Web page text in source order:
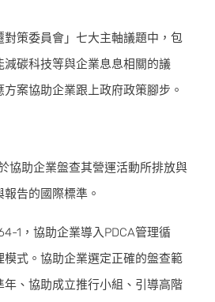
策委員會」七大主軸議題中，包
減碳科技等與企業息息相關的議
案協助企業跟上政府政策腳步。
協助企業盤查其營運活動所排放與
告的國際標準。
1，協助企業導入PDCA管理循
式。協助企業選定正確的盤查範
年、協助成立推行小組、引導高階